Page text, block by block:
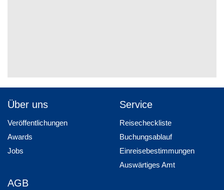
Über uns
Veröffentlichungen
Awards
Jobs
Service
Reisecheckliste
Buchungsablauf
Einreisebestimmungen
Auswärtiges Amt
AGB